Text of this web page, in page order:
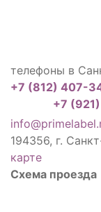
телефоны в
+7 (812) 407-
+7
194356, г.
карте
Схема проезда